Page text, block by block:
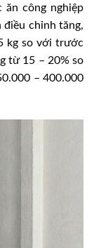
ăn công nghiệp
điều chỉnh tăng,
kg so với trước
từ 15 – 20% so
– 400.000